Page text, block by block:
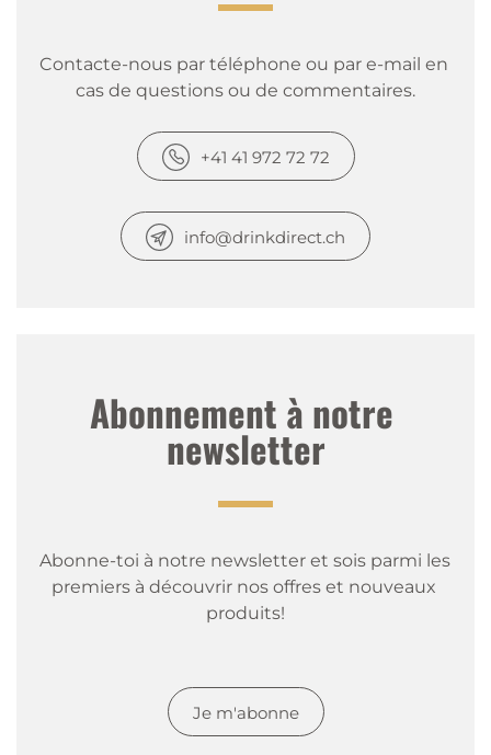
Contacte-nous par téléphone ou par e-mail en
cas de questions ou de commentaires.
+41 41 972 72 72
info@drinkdirect.ch
Abonnement à notre
newsletter
Abonne-toi à notre newsletter et sois parmi les
premiers à découvrir nos offres et nouveaux
produits!
Je m'abonne